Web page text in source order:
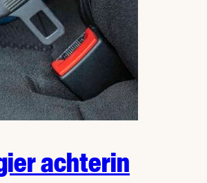
achterin